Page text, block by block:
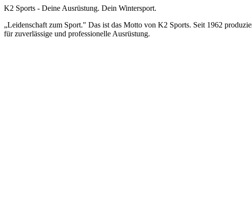
K2 Sports - Deine Ausrüstung. Dein Wintersport.
„Leidenschaft zum Sport." Das ist das Motto von K2 Sports. Seit 1962
für zuverlässige und professionelle Ausrüstung.